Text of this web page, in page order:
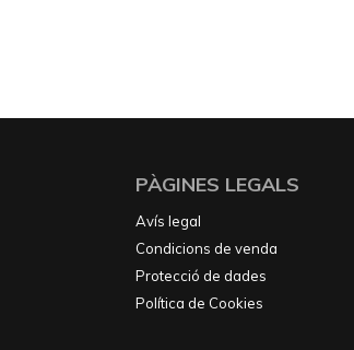
PÀGINES LEGALS
Avís legal
Condicions de venda
Protecció de dades
Política de Cookies